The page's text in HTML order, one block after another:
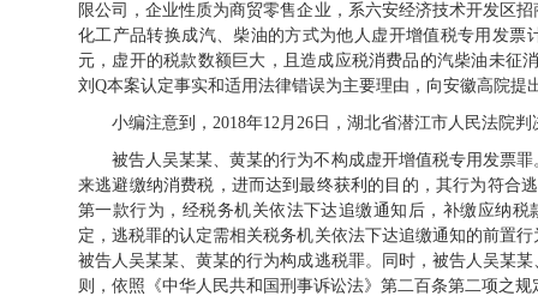
限公司，企业性质为商贸零售企业，系六安经济技术开发区
化工产品转换成汽、柴油的方式为他人虚开增值税专用发票
元，虚开的税款数额巨大，且造成应税消费品的汽柴油未征
刘Q本案认定事实和适用法律错误为主要理由，向安徽高院提
小编注意到，2018年12月26日，湖北省潜江市人民法院
被告人吴某某、黄某的行为不构成虚开增值税专用发票
来逃避缴纳消费税，进而达到最终获利的目的，其行为符合
第一款行为，经税务机关依法下达追缴通知后，补缴应纳
定，逃税罪的认定需相关税务机关依法下达追缴通知的前置
被告人吴某某、黄某的行为构成逃税罪。同时，被告人吴某
则，依照《中华人民共和国刑事诉讼法》第二百条第二项之规